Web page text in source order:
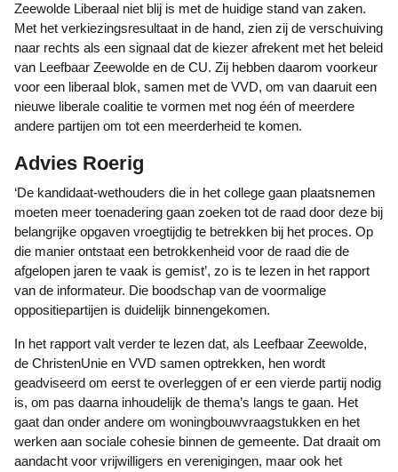
Zeewolde Liberaal niet blij is met de huidige stand van zaken.
Met het verkiezingsresultaat in de hand, zien zij de verschuiving
naar rechts als een signaal dat de kiezer afrekent met het beleid
van Leefbaar Zeewolde en de CU. Zij hebben daarom voorkeur
voor een liberaal blok, samen met de VVD, om van daaruit een
nieuwe liberale coalitie te vormen met nog één of meerdere
andere partijen om tot een meerderheid te komen.
Advies Roerig
‘De kandidaat-wethouders die in het college gaan plaatsnemen
moeten meer toenadering gaan zoeken tot de raad door deze bij
belangrijke opgaven vroegtijdig te betrekken bij het proces. Op
die manier ontstaat een betrokkenheid voor de raad die de
afgelopen jaren te vaak is gemist’, zo is te lezen in het rapport
van de informateur. Die boodschap van de voormalige
oppositiepartijen is duidelijk binnengekomen.
In het rapport valt verder te lezen dat, als Leefbaar Zeewolde,
de ChristenUnie en VVD samen optrekken, hen wordt
geadviseerd om eerst te overleggen of er een vierde partij nodig
is, om pas daarna inhoudelijk de thema’s langs te gaan. Het
gaat dan onder andere om woningbouwvraagstukken en het
werken aan sociale cohesie binnen de gemeente. Dat draait om
aandacht voor vrijwilligers en verenigingen, maar ook het